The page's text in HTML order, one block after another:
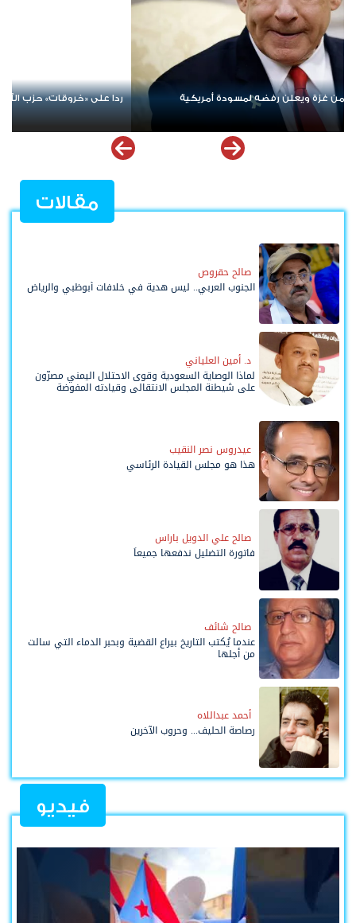
لبنان
الإمارات ترسخ دعم الموهوبين والمبدعين العرب عبر مبادرات
ملهمة
مقالات
صالح حقروص
الجنوب العربي.. ليس هدية في خلافات أبوظبي والرياض
د. أمين العلياني
لماذا الوصاية السعودية وقوى الاحتلال اليمني مصرّون
على شيطنة المجلس الانتقالي وقيادته المفوضة
عيدروس نصر النقيب
هذا هو مجلس القيادة الرئاسي
صالح علي الدويل باراس
فاتورة التضليل ندفعها جميعاً
صالح شائف
عندما يُكتب التاريخ بيراع القضية وبحبر الدماء التي سالت
من أجلها
أحمد عبداللاه
رصاصة الحليف... وحروب الآخرين
فيديو